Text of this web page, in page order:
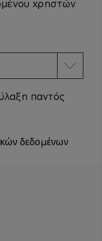
παντός
δεδομένων
χρηστών